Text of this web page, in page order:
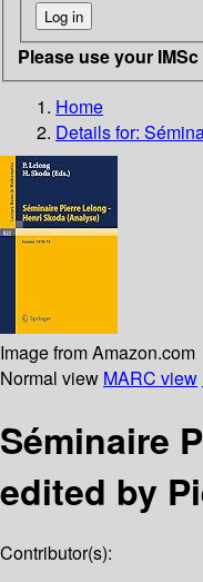
Please use your
Home
Details for:
Image from Amazon.com
Normal view MARC view
Séminaire
edited by
Contributor(s):